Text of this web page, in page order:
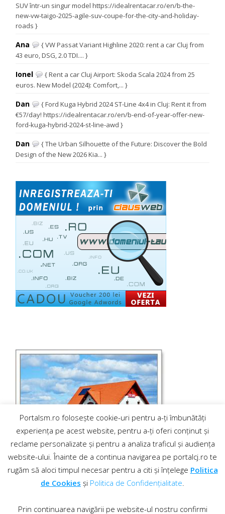
SUV într-un singur model https://idealrentacar.ro/en/b-the-
new-vw-taigo-2025-agile-suv-coupe-for-the-city-and-holiday-
roads }
Ana
{ VW Passat Variant Highline 2020: rent a car Cluj from
43 euro, DSG, 2.0 TDI.... }
Ionel
{ Rent a car Cluj Airport: Skoda Scala 2024 from 25
euros. New Model (2024): Comfort,... }
Dan
{ Ford Kuga Hybrid 2024 ST-Line 4x4 in Cluj: Rent it from
€57/day! https://idealrentacar.ro/en/b-end-of-year-offer-new-
ford-kuga-hybrid-2024-st-line-awd }
Dan
{ The Urban Silhouette of the Future: Discover the Bold
Design of the New 2026 Kia... }
Portalsm.ro folosește cookie-uri pentru a-ți îmbunătăți
experiența pe acest website, pentru a-ți oferi conținut și
reclame personalizate și pentru a analiza traficul și audiența
website-ului. Înainte de a continua navigarea pe portalcj.ro te
rugăm să aloci timpul necesar pentru a citi și înțelege Politica
de Cookies și Politica de Confidențialitate.
Prin continuarea navigării pe website-ul nostru confirmi